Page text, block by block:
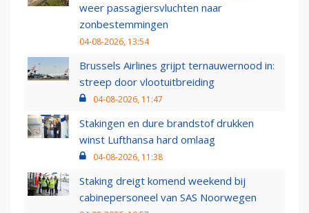
weer passagiersvluchten naar
zonbestemmingen
04-08-2026, 13:54
Brussels Airlines grijpt ternauwernood in:
streep door vlootuitbreiding
04-08-2026, 11:47
Stakingen en dure brandstof drukken
winst Lufthansa hard omlaag
04-08-2026, 11:38
Staking dreigt komend weekend bij
cabinepersoneel van SAS Noorwegen